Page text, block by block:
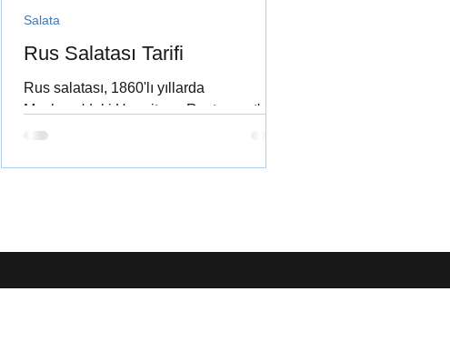
Rus Salatası Tarifi
Rus salatası, 1860'lı yıllarda
Moskova'daki Hermitage Restaurant'ın
baş aşçısı olan Belçika asıllı Rus Lucien
Salata